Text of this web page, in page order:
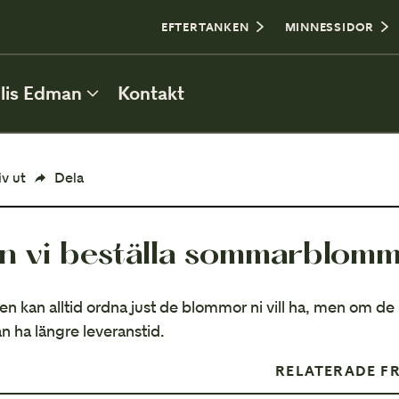
EFTERTANKEN MINNESSIDOR
Edman Kontakt
Borgerlig eller religiös begravning
Plats för begravning
Kista och urna
ut Dela
vi beställa
kan alltid ordna just de blommor ni vill ha, men om
ha längre leveranstid.
RELATERADE